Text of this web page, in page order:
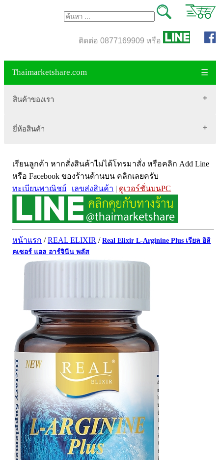
ติดต่อ 0877169909 หรือ
Thaimarketshare.com ☰
สินค้าของเรา
สินค้าขายดี
สมุนไพรไทย
เครื่องดื่มกาแฟ
น้ำหนัก
ขนาด อกสตรี
ผิวพรรณ-กลูต้า
ริ้วรอย
แผลเป็น หลุมสิว
ครีมหน้าใส
สุดฮิต เกาหลี
สุดฮิต ญี่ปุ่น
ข้อเสื่อม กระดูก
ดีทอกซ์
เพื่อสุขภาพ
สายตา
สมอง ความจำ น้ำมันปลา
เส้นผม
Beta Glucan
กล้ามเนื้อ เพาะกาย
ยี่ห้อสินค้า
Biogrow
Blackmores
VitaHealth
Mega we care
Vistra วิสทร้า
Maxxlife WellGate
Glutapung
Naturbiotic
Nutri Master
Caltrate Calcium
PHARMA NORD
HARRIS
NEOCA
Organic's Herbs
Laurance ลอเรนซ์
เรียนลูกค้า หากสั่งสินค้าไม่ได้โทรมาสั่ง หรือคลิก Add Line
หรือ Facebook ของร้านด้านบน คลิกเลยครับ
ทะเบียนพาณิชย์ | เลขส่งสินค้า | ดูเวอร์ชั่นบนPC
หน้าแรก /REAL ELIXIR /Real Elixir L-Arginine Plus เรียล อิลิ
คเซอร์ แอล อาร์จินีน พลัส